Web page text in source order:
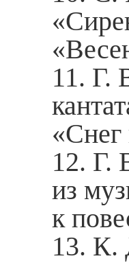
Г.
«Снег
Г.
из
к
К.